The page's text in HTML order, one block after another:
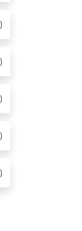
)
)
)
)
)